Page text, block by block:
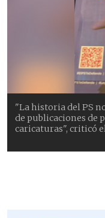
"La historia del PS
de publicaciones de
caricaturas", criticó